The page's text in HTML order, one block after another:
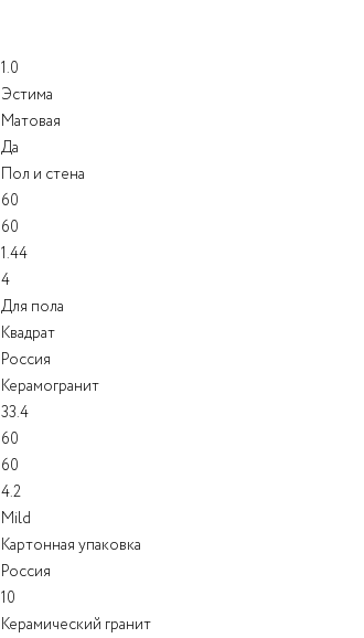
1.0
Эстима
Матовая
Да
Пол и стена
60
60
1.44
4
Для пола
Квадрат
Россия
Керамогранит
33.4
60
60
4.2
Mild
Картонная упаковка
Россия
10
Керамический гранит